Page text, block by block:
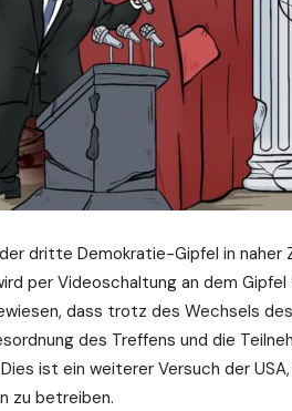
dritte Demokratie-Gipfel in naher
per Videoschaltung an dem Gipfel
dass trotz des Wechsels des
des Treffens und die
ist ein weiterer Versuch der
zu betreiben.